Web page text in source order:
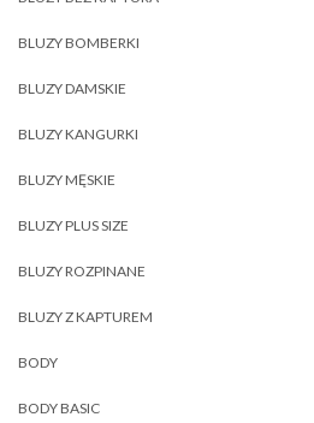
BLUZY BOMBERKI
BLUZY DAMSKIE
BLUZY KANGURKI
BLUZY MĘSKIE
BLUZY PLUS SIZE
BLUZY ROZPINANE
BLUZY Z KAPTUREM
BODY
BODY BASIC